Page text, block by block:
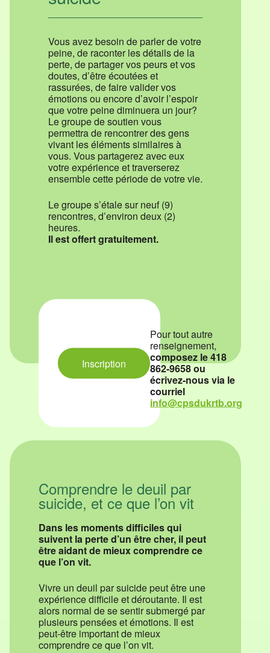
Vous avez besoin de parler de votre
peine, de raconter les détails de la
perte, de partager vos peurs et vos
doutes, d’être écoutées et
rassurées, de faire valider vos
émotions ou encore d’avoir l’espoir
que votre peine diminuera un jour?
Le groupe de soutien vous
permettra de rencontrer des gens
vivant les éléments similaires à
vous. Vous partagerez avec eux
votre expérience et traverserez
ensemble cette période de votre vie.
Le groupe s’étale sur neuf (9)
rencontres, d’environ deux (2)
heures.
Il est offert gratuitement.
Inscription
Pour tout autre
renseignement,
composez le 418
862-9658 ou
écrivez-nous via le
courriel
info@cpsdukrtb.org
Comprendre le deuil par
suicide, et ce que l’on vit
Dans les moments difficiles qui
suivent la perte d’un être cher, il peut
être aidant de mieux comprendre ce
que l’on vit.
Vivre un deuil par suicide peut être une
expérience difficile et déroutante. Il est
alors normal de se sentir submergé par
plusieurs pensées et émotions. Il est
peut-être important de mieux
comprendre ce que l’on vit.